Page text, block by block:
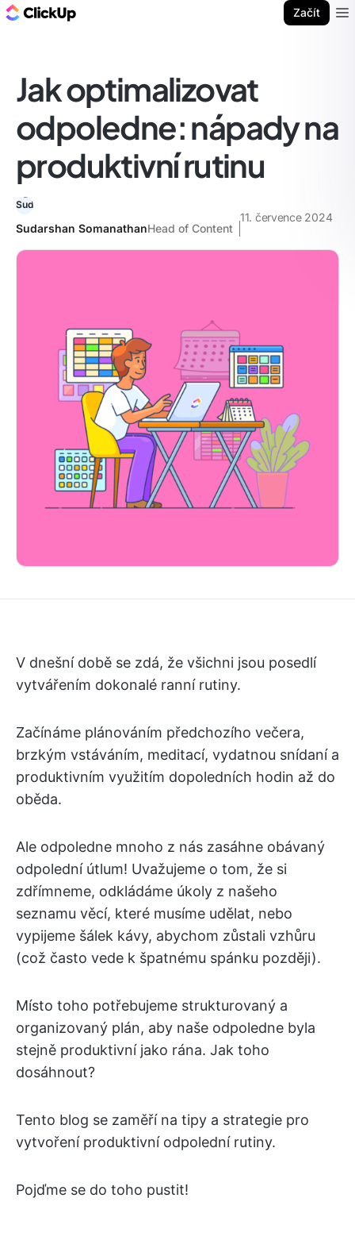
Začít
Jak optimalizovat
odpoledne: nápady na
produktivní rutinu
Sudarshan SomanathanHead of Content
11. července 2024
V dnešní době se zdá, že všichni jsou posedlí
vytvářením dokonalé ranní rutiny.
Začínáme plánováním předchozího večera,
brzkým vstáváním, meditací, vydatnou snídaní a
produktivním využitím dopoledních hodin až do
oběda.
Ale odpoledne mnoho z nás zasáhne obávaný
odpolední útlum! Uvažujeme o tom, že si
zdřímneme, odkládáme úkoly z našeho
seznamu věcí, které musíme udělat, nebo
vypijeme šálek kávy, abychom zůstali vzhůru
(což často vede k špatnému spánku později).
Místo toho potřebujeme strukturovaný a
organizovaný plán, aby naše odpoledne byla
stejně produktivní jako rána. Jak toho
dosáhnout?
Tento blog se zaměří na tipy a strategie pro
vytvoření produktivní odpolední rutiny.
Pojďme se do toho pustit!